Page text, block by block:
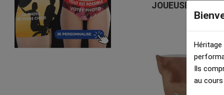
JOUEUSE
40,00
Ils
au cours